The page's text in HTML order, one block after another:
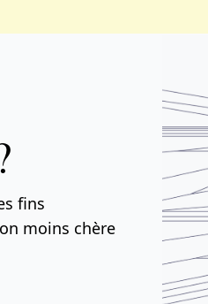
fins
moins chère